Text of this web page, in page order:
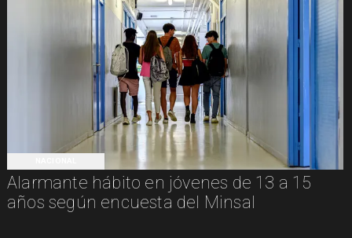
Alarmante hábito en jóvenes de 13 a 15
años según encuesta del Minsal